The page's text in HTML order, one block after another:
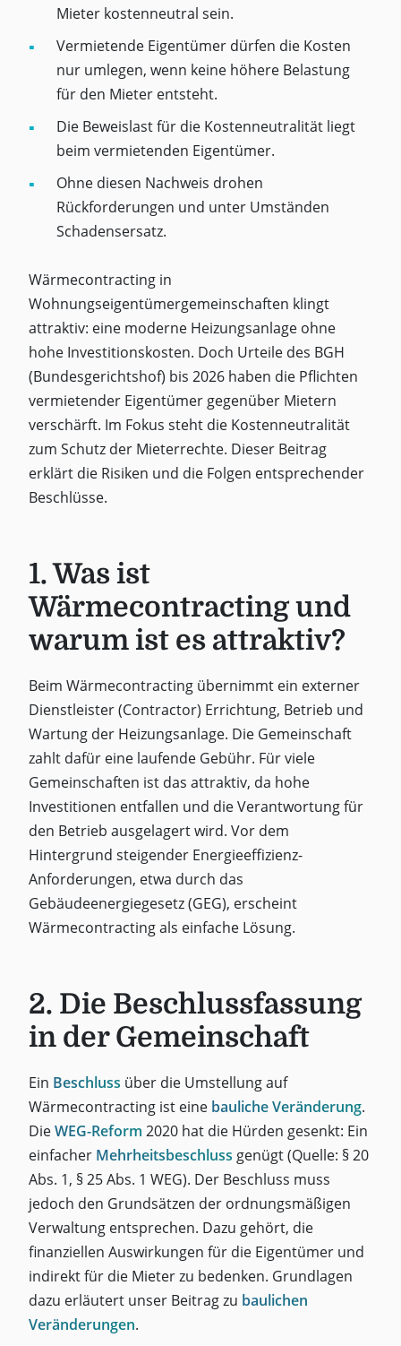
Mieter kostenneutral sein.
Vermietende Eigentümer dürfen die Kosten
nur umlegen, wenn keine höhere Belastung
für den Mieter entsteht.
Die Beweislast für die Kostenneutralität liegt
beim vermietenden Eigentümer.
Ohne diesen Nachweis drohen
Rückforderungen und unter Umständen
Schadensersatz.
Wärmecontracting in
Wohnungseigentümergemeinschaften klingt
attraktiv: eine moderne Heizungsanlage ohne
hohe Investitionskosten. Doch Urteile des BGH
(Bundesgerichtshof) bis 2026 haben die Pflichten
vermietender Eigentümer gegenüber Mietern
verschärft. Im Fokus steht die Kostenneutralität
zum Schutz der Mieterrechte. Dieser Beitrag
erklärt die Risiken und die Folgen entsprechender
Beschlüsse.
1. Was ist
Wärmecontracting und
warum ist es attraktiv?
Beim Wärmecontracting übernimmt ein externer
Dienstleister (Contractor) Errichtung, Betrieb und
Wartung der Heizungsanlage. Die Gemeinschaft
zahlt dafür eine laufende Gebühr. Für viele
Gemeinschaften ist das attraktiv, da hohe
Investitionen entfallen und die Verantwortung für
den Betrieb ausgelagert wird. Vor dem
Hintergrund steigender Energieeffizienz-
Anforderungen, etwa durch das
Gebäudeenergiegesetz (GEG), erscheint
Wärmecontracting als einfache Lösung.
2. Die Beschlussfassung
in der Gemeinschaft
Ein Beschluss über die Umstellung auf
Wärmecontracting ist eine bauliche Veränderung.
DieWEG-Reform 2020 hat die Hürden gesenkt: Ein
einfacher Mehrheitsbeschluss genügt (Quelle: § 20
Abs. 1, § 25 Abs. 1 WEG). Der Beschluss muss
jedoch den Grundsätzen der ordnungsmäßigen
Verwaltung entsprechen. Dazu gehört, die
finanziellen Auswirkungen für die Eigentümer und
indirekt für die Mieter zu bedenken. Grundlagen
dazu erläutert unser Beitrag zu baulichen
Veränderungen.